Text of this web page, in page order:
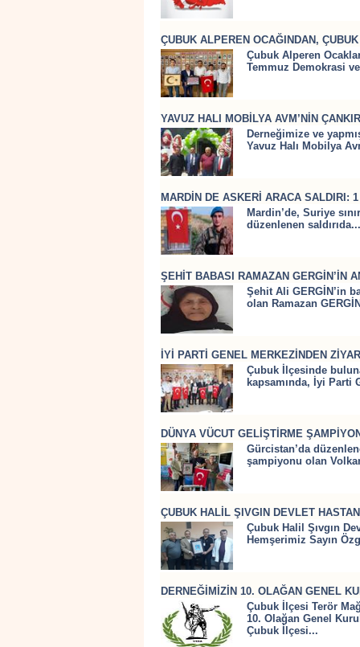
ÇUBUK ALPEREN OCAĞINDAN,
Çubuk Alperen
Temmuz Demokrasi
YAVUZ HALI MOBİLYA AVM’NİN
Derneğimize ve
Yavuz Halı Mobilya
MARDİN DE ASKERİ ARACA SALDIRI:
Mardin’de, Suriye
düzenlenen saldırıda...
ŞEHİT BABASI RAMAZAN GERGİN’İN
Şehit Ali GERGİN’in
olan Ramazan
İYİ PARTİ GENEL MERKEZİNDEN
Çubuk İlçesinde
kapsamında, İyi Parti
DÜNYA VÜCUT GELİŞTİRME
Gürcistan’da
şampiyonu olan
ÇUBUK HALİL ŞIVGIN DEVLET
Çubuk Halil Şıvgın
Hemşerimiz Sayın
DERNEĞİMİZİN 10. OLAĞAN GENEL
Çubuk İlçesi Terör
10. Olağan Genel
Çubuk İlçesi...